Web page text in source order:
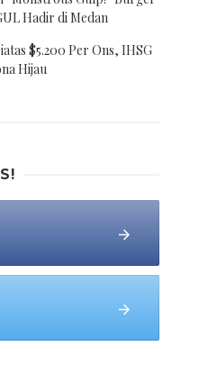
Hadir di Medan
$5.200 Per Ons, IHSG
Hijau